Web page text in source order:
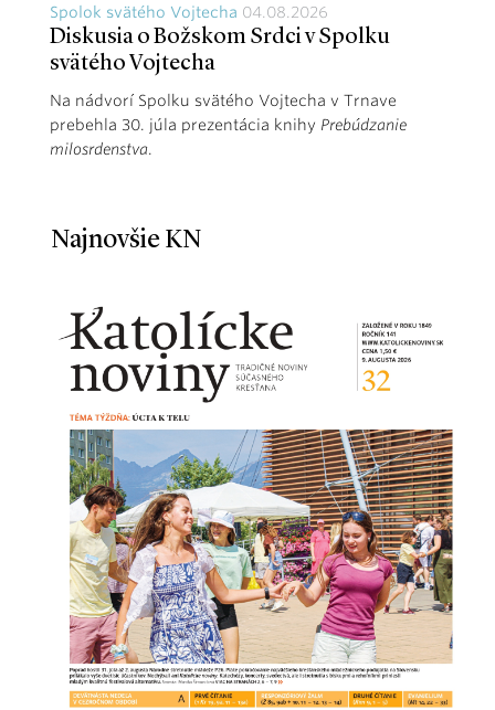
Spolok svätého Vojtecha 04.08.2026
Diskusia o Božskom Srdci v Spolku
svätého Vojtecha
Na nádvorí Spolku svätého Vojtecha v Trnave
prebehla 30. júla prezentácia knihy Prebúdzanie
milosrdenstva.
Najnovšie KN